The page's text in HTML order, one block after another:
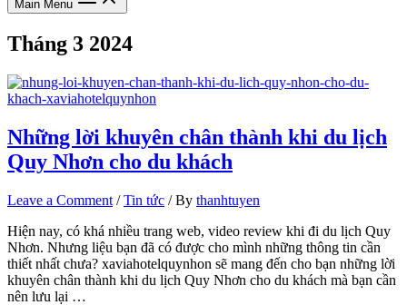
Main Menu
Tháng 3 2024
Những lời khuyên chân thành khi du lịch
Quy Nhơn cho du khách
Leave a Comment /Tin tức / By thanhtuyen
Hiện nay, có khá nhiều trang web, video review khi đi du lịch Quy
Nhơn. Nhưng liệu bạn đã có được cho mình những thông tin cần
thiết nhất chưa? xaviahotelquynhon sẽ mang đến cho bạn những lời
khuyên chân thành khi du lịch Quy Nhơn cho du khách mà bạn cần
nên lưu lại …